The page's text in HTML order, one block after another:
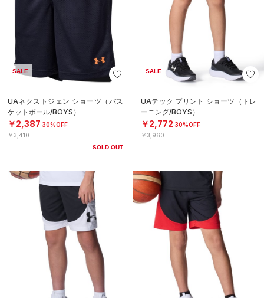
SALE
UAネクストジェン ショーツ（バス
ケットボール/BOYS）
￥2,387 30%OFF
￥3,410
SOLD OUT
SALE
UAテック プリント ショーツ（トレ
ーニング/BOYS）
￥2,772 30%OFF
￥3,960